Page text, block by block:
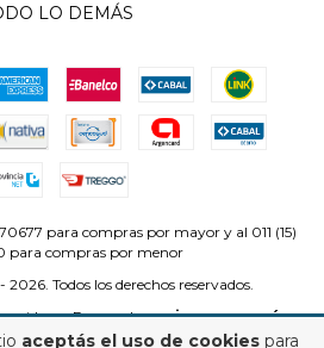
aceptás el uso de cookiespara
LO DEMÁS
para compras por mayor y al 011 (15)
para compras por menor
Todos los derechos reservados.
Para reclamosingrese aquí